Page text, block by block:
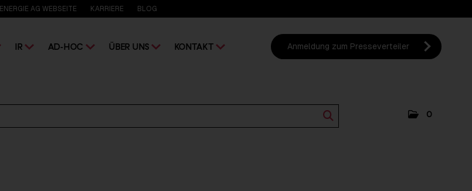
ENERGIE AG WEBSEITE KARRIERE BLOG
IR AD-HOC ÜBER UNS KONTAKT Anmeldung zum Presseverteiler
0